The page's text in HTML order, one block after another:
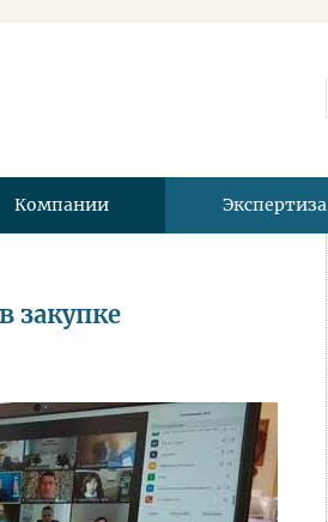
Компании Экспертиза
закупке